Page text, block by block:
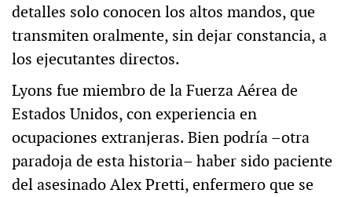
detalles solo conocen los altos mandos, que
transmiten oralmente, sin dejar constancia, a
los ejecutantes directos.
Lyons fue miembro de la Fuerza Aérea de
Estados Unidos, con experiencia en
ocupaciones extranjeras. Bien podría –otra
paradoja de esta historia– haber sido paciente
del asesinado Alex Pretti, enfermero que se